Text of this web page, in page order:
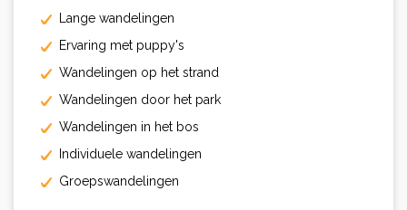
Lange wandelingen
Ervaring met puppy's
Wandelingen op het strand
Wandelingen door het park
Wandelingen in het bos
Individuele wandelingen
Groepswandelingen